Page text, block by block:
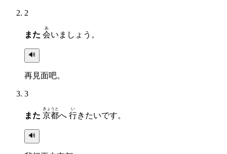
2
また 会
あ
いましょう。
🔊
再見面吧。
3
また 京都
きょうと
へ 行
い
きたいです。
🔊